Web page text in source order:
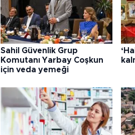
Sahil Güvenlik Grup
Komutanı Yarbay Coşkun
için veda yemeği